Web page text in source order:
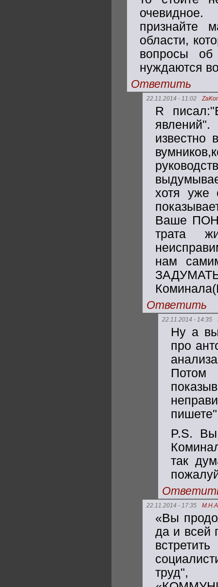
признайте
области,
вопросы об
нуждаются
Ответить
22.11.2014 - 11:02
R
известно
хотя уже
Ваше
трата
нам
Ответить
22.11.2014 - 14:35
Ну а
про
Потом
P.S.
так
22.11.2014 - 17:35
«Вы
да и всей